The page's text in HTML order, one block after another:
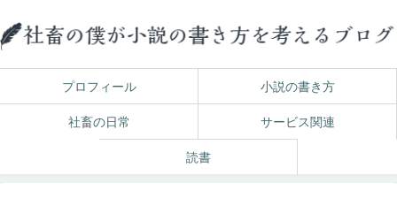
プロフィール 小説の書き方
社畜の日常 サービス関連
読書